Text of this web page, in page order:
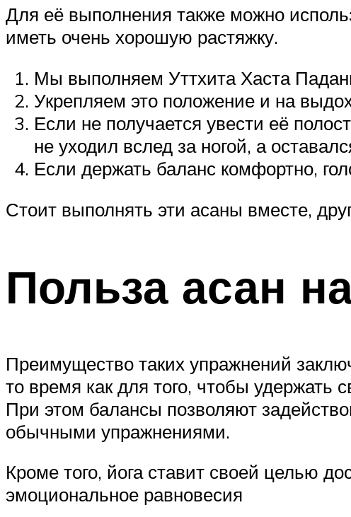
Для её выполнения также можно
иметь очень хорошую растяжку.
Мы выполняем Уттхита Хаста
Укрепляем это положение и на
Если не получается увести её
не уходил вслед за ногой, а
Если держать баланс комфортно,
Стоит выполнять эти асаны вместе,
Польза асан
Преимущество таких упражнений
то время как для того, чтобы удержать
При этом балансы позволяют
обычными упражнениями.
Кроме того, йога ставит своей целью
эмоциональное равновесия